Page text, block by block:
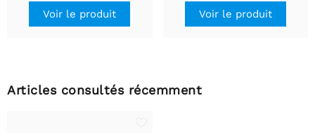
Voir le produit Voir le produit
Articles consultés récemment